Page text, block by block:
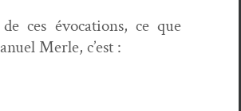
ces évo­ca­tions, ce que
Mer­le, c’est :